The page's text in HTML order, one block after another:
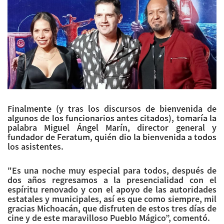
Finalmente (y tras los discursos de bienvenida de
algunos de los funcionarios antes citados), tomaría la
palabra Miguel Ángel Marín, director general y
fundador de Feratum, quién dio la bienvenida a todos
los asistentes.
"Es una noche muy especial para todos, después de
dos años regresamos a la presencialidad con el
espíritu renovado y con el apoyo de las autoridades
estatales y municipales, así es que como siempre, mil
gracias Michoacán, que disfruten de estos tres días de
cine y de este maravilloso Pueblo Mágico”, comentó.